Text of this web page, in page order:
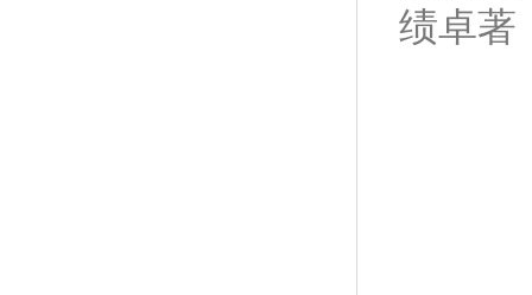
绩卓著